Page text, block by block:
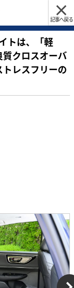
記事へ戻る
トは、「軽
クロスオーバ
レスフリーの